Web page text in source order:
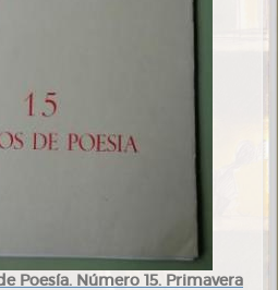
Poesía. Número 15. Primavera